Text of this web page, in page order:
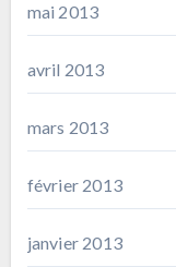
mai 2013
avril 2013
mars 2013
février 2013
janvier 2013